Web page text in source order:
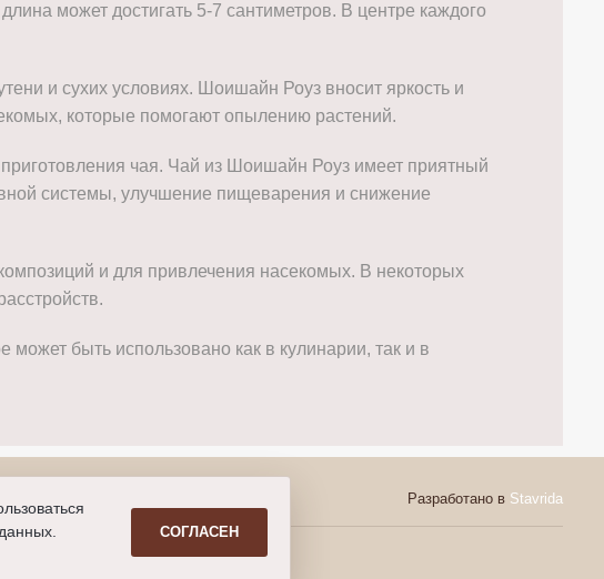
может достигать 5-7 сантиметров. В центре каждого
и сухих условиях. Шоишайн Роуз вносит яркость и
которые помогают опылению растений.
чая. Чай из Шоишайн Роуз имеет приятный
системы, улучшение пищеварения и снижение
и для привлечения насекомых. В некоторых
быть использовано как в кулинарии, так и в
Разработано в Stavrida
СОГЛАСЕН